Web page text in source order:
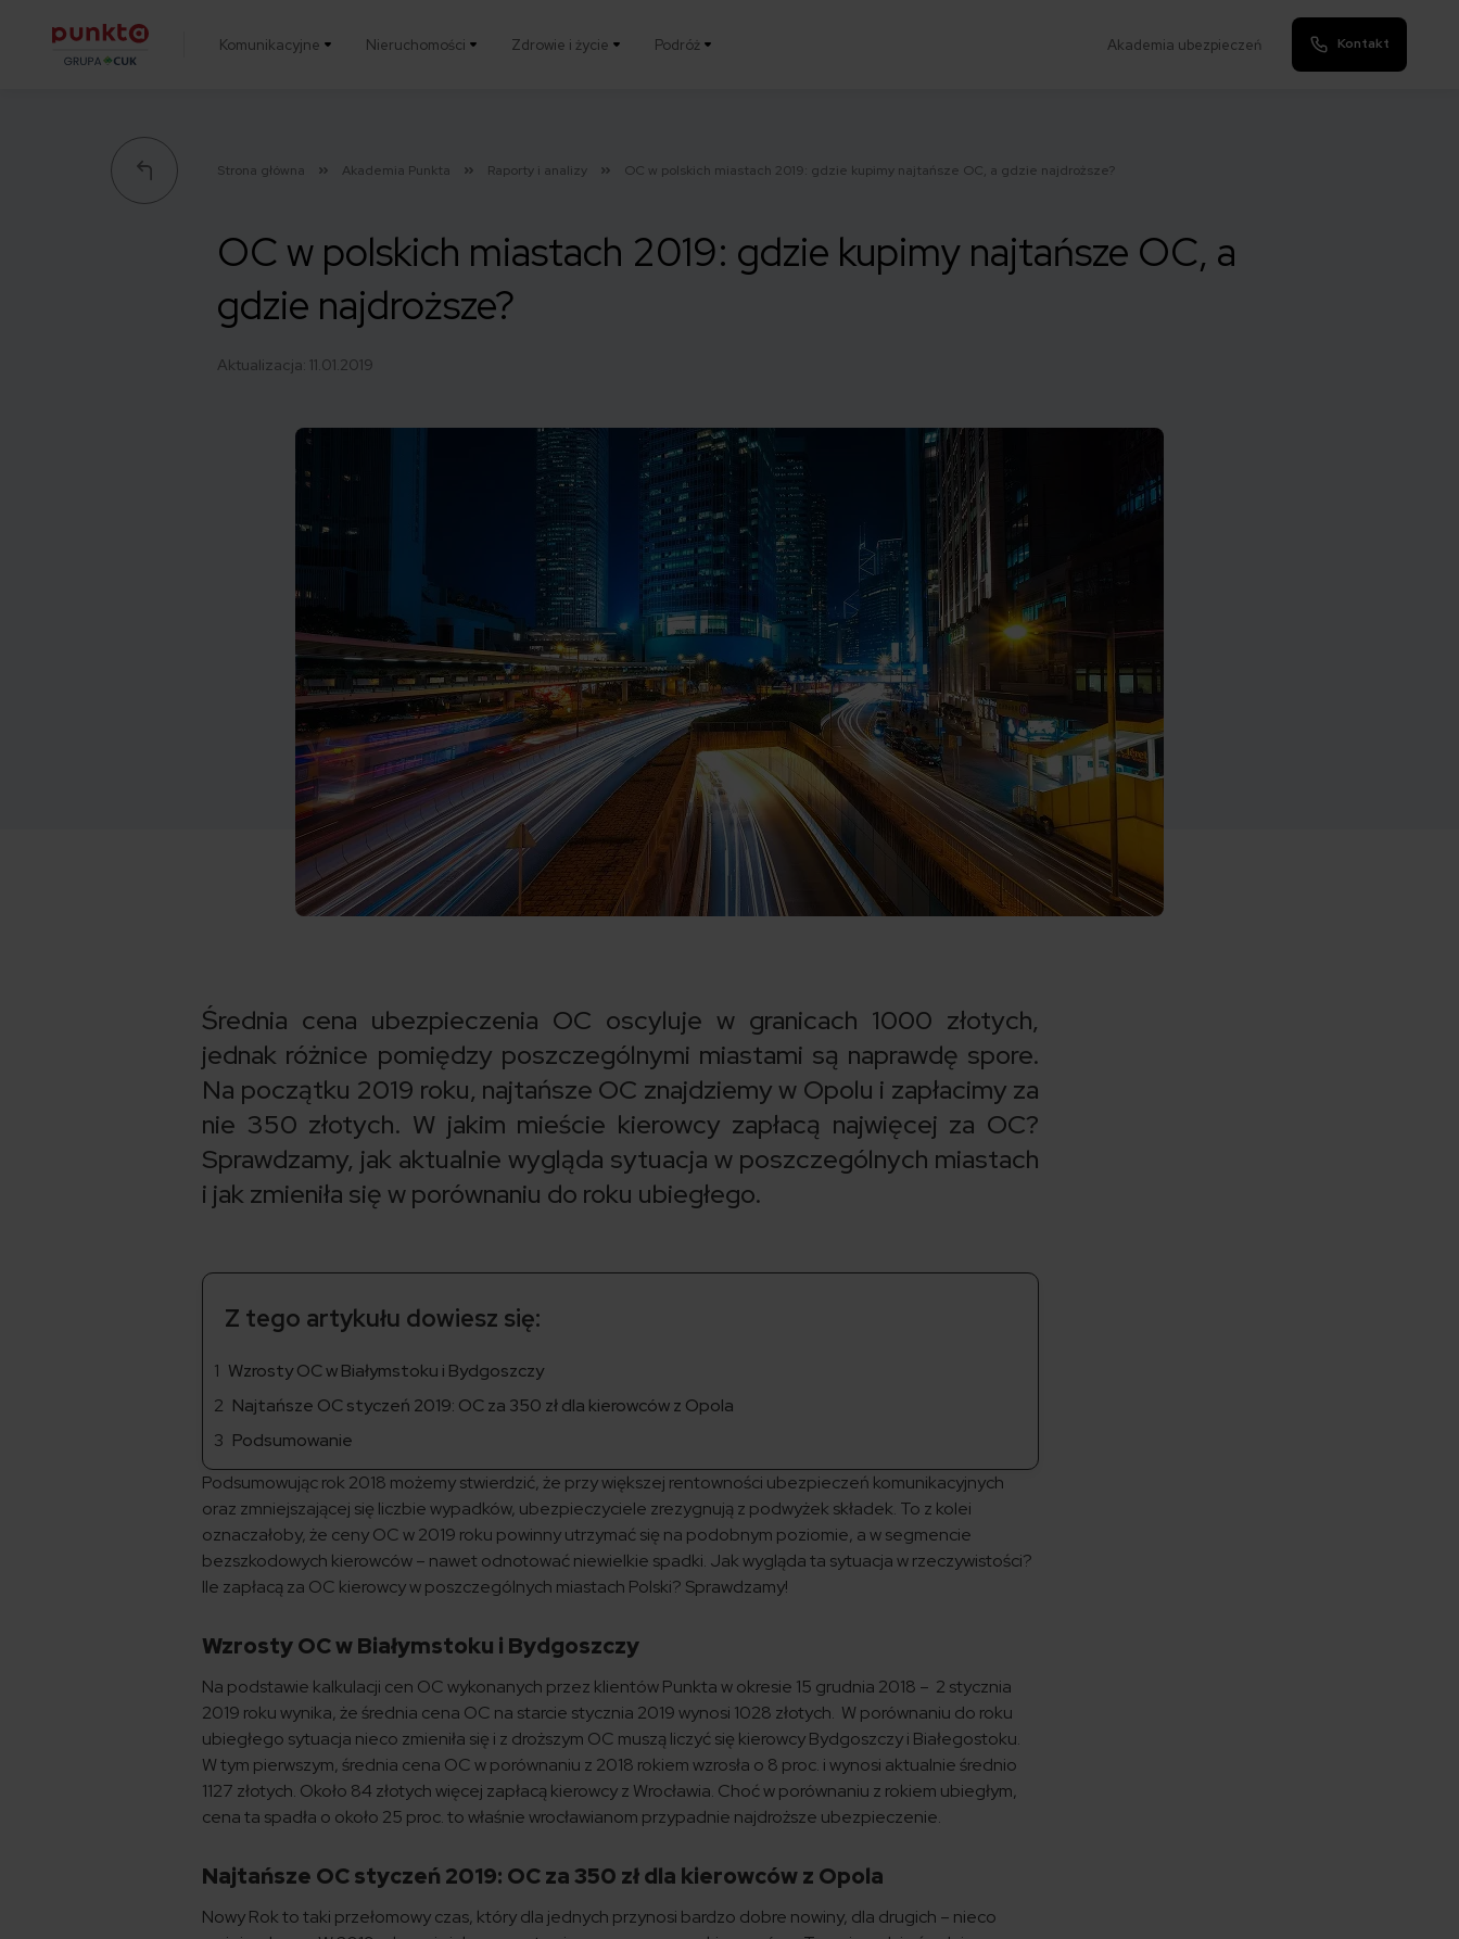
Komunikacyjne Nieruchomości Zdrowie i życie Podróż Akademia ubezpieczeń Kontakt
Strona główna Akademia Punkta Raporty i analizy OC w polskich miastach 2019: gdzie kupimy najtańsze OC, a gdzie najdroższe?
OC w polskich miastach 2019: gdzie kupimy najtańsze OC, a
gdzie najdroższe?
Aktualizacja: 11.01.2019
Średnia cena ubezpieczenia OC oscyluje w granicach 1000 złotych,
jednak różnice pomiędzy poszczególnymi miastami są naprawdę spore.
Na początku 2019 roku, najtańsze OC znajdziemy w Opolu i zapłacimy za
nie 350 złotych. W jakim mieście kierowcy zapłacą najwięcej za OC?
Sprawdzamy, jak aktualnie wygląda sytuacja w poszczególnych miastach
i jak zmieniła się w porównaniu do roku ubiegłego.
Z tego artykułu dowiesz się:
Wzrosty OC w Białymstoku i Bydgoszczy
Najtańsze OC styczeń 2019: OC za 350 zł dla kierowców z Opola
Podsumowanie
Podsumowując rok 2018 możemy stwierdzić, że przy większej rentowności ubezpieczeń komunikacyjnych
oraz zmniejszającej się liczbie wypadków, ubezpieczyciele zrezygnują z podwyżek składek. To z kolei
oznaczałoby, że ceny OC w 2019 roku powinny utrzymać się na podobnym poziomie, a w segmencie
bezszkodowych kierowców – nawet odnotować niewielkie spadki. Jak wygląda ta sytuacja w rzeczywistości?
Ile zapłacą za OC kierowcy w poszczególnych miastach Polski? Sprawdzamy!
Wzrosty OC w Białymstoku i Bydgoszczy
Na podstawie kalkulacji cen OC wykonanych przez klientów Punkta w okresie 15 grudnia 2018 – 2 stycznia
2019 roku wynika, że średnia cena OC na starcie stycznia 2019 wynosi 1028 złotych. W porównaniu do roku
ubiegłego sytuacja nieco zmieniła się i z droższym OC muszą liczyć się kierowcy Bydgoszczy i Białegostoku.
W tym pierwszym, średnia cena OC w porównaniu z 2018 rokiem wzrosła o 8 proc. i wynosi aktualnie średnio
1127 złotych. Około 84 złotych więcej zapłacą kierowcy z Wrocławia. Choć w porównaniu z rokiem ubiegłym,
cena ta spadła o około 25 proc. to właśnie wrocławianom przypadnie najdroższe ubezpieczenie.
Najtańsze OC styczeń 2019: OC za 350 zł dla kierowców z Opola
Nowy Rok to taki przełomowy czas, który dla jednych przynosi bardzo dobre nowiny, dla drugich – nieco